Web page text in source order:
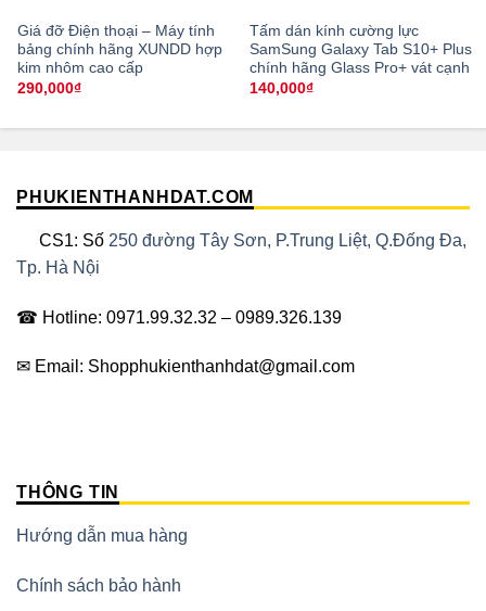
Giá đỡ Điện thoại – Máy tính
bảng chính hãng XUNDD hợp
kim nhôm cao cấp
290,000₫
Tấm dán kính cường lực
SamSung Galaxy Tab S10+ Plus
chính hãng Glass Pro+ vát cạnh
140,000₫
PHUKIENTHANHDAT.COM
CS1: Số 250 đường Tây Sơn, P.Trung Liệt, Q.Đống Đa,
Tp. Hà Nội
☎ Hotline: 0971.99.32.32 – 0989.326.139
✉ Email: Shopphukienthanhdat@gmail.com
THÔNG TIN
Hướng dẫn mua hàng
Chính sách bảo hành